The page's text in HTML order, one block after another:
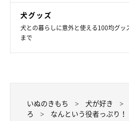
ーーあのすっとぼけ具合…ほんとう
犬グッズ
犬との暮らしに意外と使える100均グッ
まで
いぬのきもち 犬が好き
ろ
なんという役者っぷり